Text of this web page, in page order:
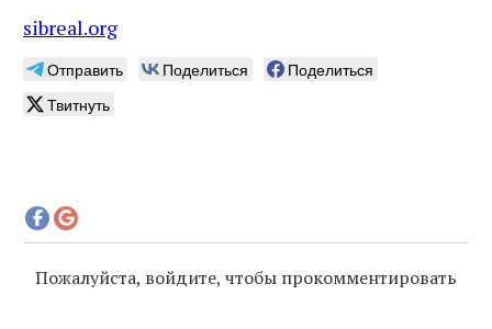
sibreal.org
Отправить Поделиться
Поделиться
Твитнуть
Пожалуйста, войдите, чтобы прокомментировать